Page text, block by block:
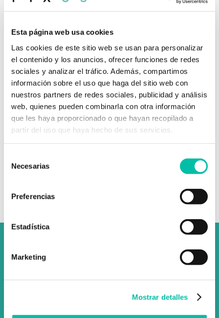
Esta página web usa cookies
Las cookies de este sitio web se usan para personalizar
el contenido y los anuncios, ofrecer funciones de redes
sociales y analizar el tráfico. Además, compartimos
información sobre el uso que haga del sitio web con
nuestros partners de redes sociales, publicidad y análisis
web, quienes pueden combinarla con otra información
que les haya proporcionado o que hayan recopilado a
partir del uso que haya hecho de sus servicios.
Necesarias
Preferencias
Estadística
Marketing
Mostrar detalles
La reserva es para mí
Acepto la política de privacidad y la protección de datos
Recibir comunicaciones y novedades sobre Fixus
Una vez finalices tu compra, revisa tu bandeja
de entrada: te enviaremos un enlace para que